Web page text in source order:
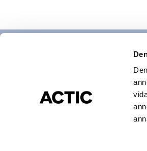
Hitta gym & bad
Actic app
Medlemsservice
Cookies och